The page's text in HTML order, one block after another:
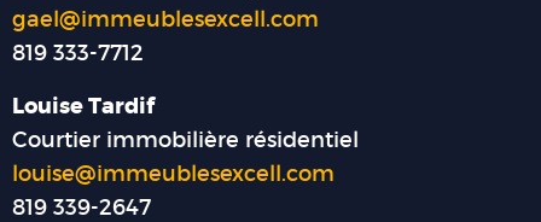
gael@immeublesexcell.com
819 333-7712
Louise Tardif
Courtier immobilière résidentiel
louise@immeublesexcell.com
819 339-2647